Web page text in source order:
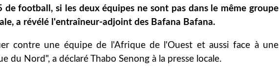
de football, si les deux équipes ne sont pas dans le même groupe
a révélé l'entraîneur-adjoint des Bafana Bafana.
contre une équipe de l'Afrique de l'Ouest et aussi face à une
du Nord", a déclaré Thabo Senong à la presse locale.